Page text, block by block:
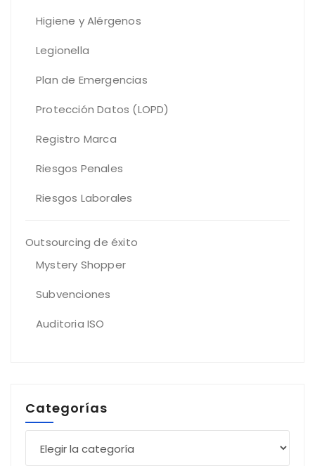
Higiene y Alérgenos
Legionella
Plan de Emergencias
Protección Datos (LOPD)
Registro Marca
Riesgos Penales
Riesgos Laborales
Outsourcing de éxito
Mystery Shopper
Subvenciones
Auditoria ISO
Categorías